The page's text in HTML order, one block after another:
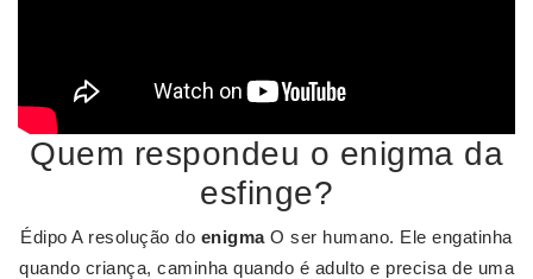
Quem respondeu o enigma da
esfinge?
Édipo A resolução do enigmaO ser humano. Ele engatinha
quando criança, caminha quando é adulto e precisa de uma